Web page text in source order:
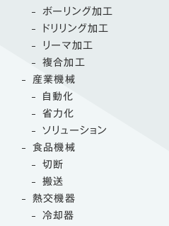
ボーリング加工
ドリリング加工
リーマ加工
複合加工
産業機械
自動化
省力化
ソリューション
食品機械
切断
搬送
熱交機器
冷却器